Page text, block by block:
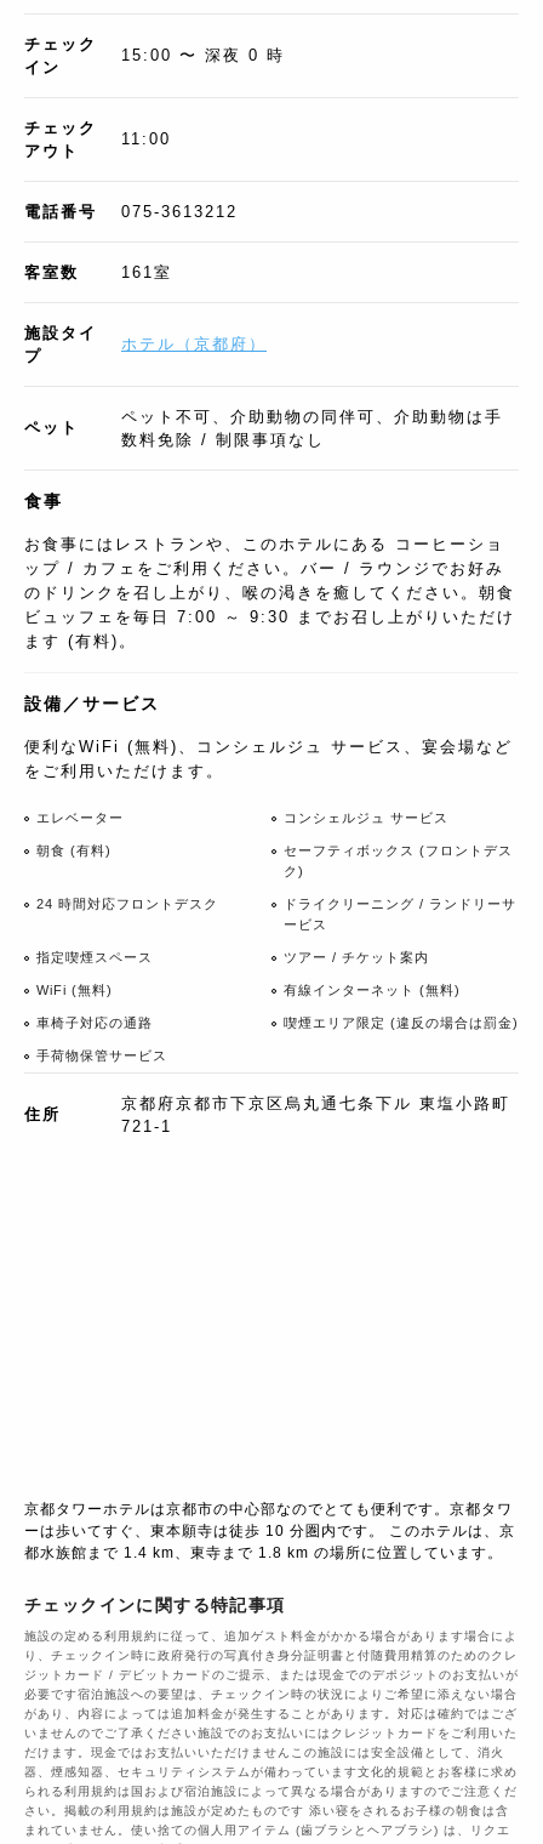
チェック
イン
15:00 〜 深夜 0 時
チェック
アウト
11:00
電話番号 075-3613212
客室数 161室
施設タイ
プ
ホテル （ 京都府 ）
ペット
ペット不可、介助動物の同伴可、介助動物は手
数料免除 / 制限事項なし
食事
お食事にはレストランや、このホテルにある コーヒーショ
ップ / カフェをご利用ください。バー / ラウンジでお好み
のドリンクを召し上がり、喉の渇きを癒してください。朝食
ビュッフェを毎日 7:00 ～ 9:30 までお召し上がりいただけ
ます (有料)。
設備／サービス
便利なWiFi (無料)、コンシェルジュ サービス、宴会場など
をご利用いただけます。
エレベーター コンシェルジュ サービス
朝食 (有料)
セーフティボックス (フロントデス
ク)
24 時間対応フロントデスク
ドライクリーニング / ランドリーサ
ービス
指定喫煙スペース ツアー / チケット案内
WiFi (無料) 有線インターネット (無料)
車椅子対応の通路 喫煙エリア限定 (違反の場合は罰金)
手荷物保管サービス
住所
京都府京都市下京区烏丸通七条下ル 東塩小路町
721-1
京都タワーホテルは京都市の中心部なのでとても便利です。京都タワ
ーは歩いてすぐ、東本願寺は徒歩 10 分圏内です。 このホテルは、京
都水族館まで 1.4 km、東寺まで 1.8 km の場所に位置しています。
チェックインに関する特記事項
施設の定める利用規約に従って、追加ゲスト料金がかかる場合があります場合によ
り、チェックイン時に政府発行の写真付き身分証明書と付随費用精算のためのクレ
ジットカード / デビットカードのご提示、または現金でのデポジットのお支払いが
必要です宿泊施設への要望は、チェックイン時の状況によりご希望に添えない場合
があり、内容によっては追加料金が発生することがあります。対応は確約ではござ
いませんのでご了承ください施設でのお支払いにはクレジットカードをご利用いた
だけます。現金ではお支払いいただけませんこの施設には安全設備として、消火
器、煙感知器、セキュリティシステムが備わっています文化的規範とお客様に求め
られる利用規約は国および宿泊施設によって異なる場合がありますのでご注意くだ
さい。掲載の利用規約は施設が定めたものです 添い寝をされるお子様の朝食は含
まれていません。使い捨ての個人用アイテム (歯ブラシとヘアブラシ) は、リクエ